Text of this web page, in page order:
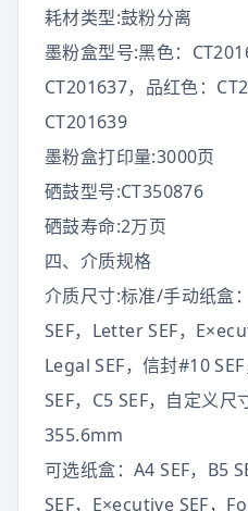
耗材类型:鼓粉分离
墨粉盒型号:黑色：
CT201637，品红色：
CT201639
墨粉盒打印量:3000页
硒鼓型号:CT350876
硒鼓寿命:2万页
四、介质规格
介质尺寸:标准/手动纸盒
SEF，Letter SEF，
Legal SEF，信封#10
SEF，C5 SEF，自定义
355.6mm
可选纸盒：A4 SEF，B5
SEF，E×ecutive SEF，